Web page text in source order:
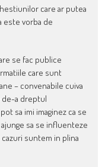
care ar putea
este vorba de
se fac publice
care sunt
– convenabile cuiva
de-a dreptul
sa imi imaginez ca se
sa se influenteze
suntem in plina